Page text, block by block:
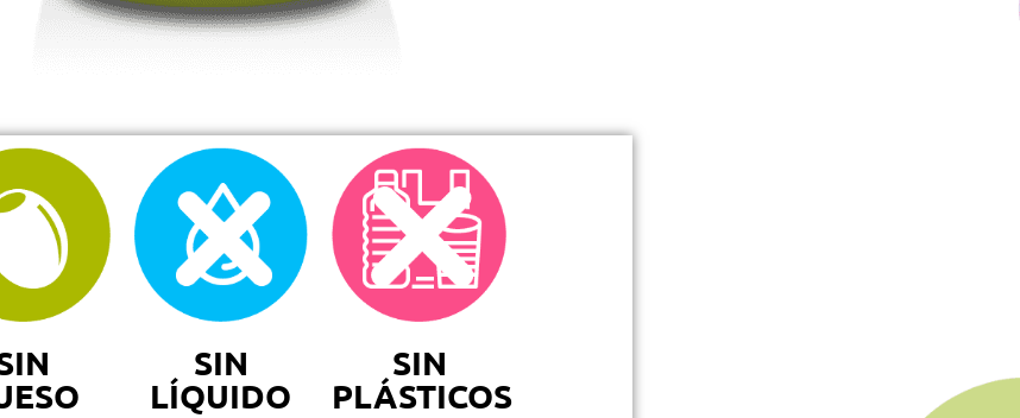
SIN
LÍQUIDO
SIN
PLÁSTICOS